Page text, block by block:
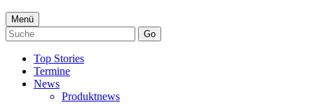
Menü
Go
Top Stories
Termine
News
Produktnews